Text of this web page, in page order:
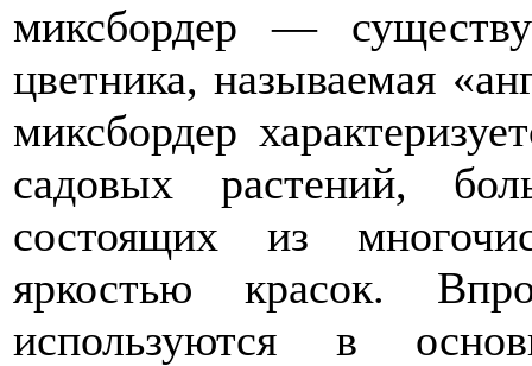
миксбордер —
цветника, называемая
миксбордер
садовых растений,
состоящих из
яркостью красок.
используются в